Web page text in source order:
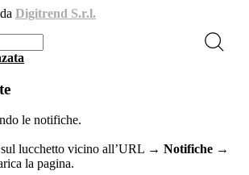
Digitrend S.r.l.
le notifiche.
lucchetto vicino all’URL → Notifiche →
la pagina.